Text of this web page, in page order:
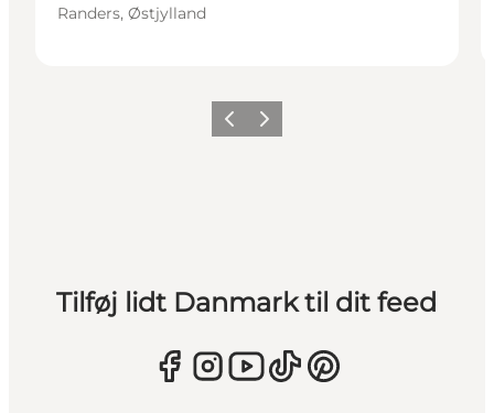
Randers, Østjylland
ForrigeNæste
Tilføj lidt Danmark til dit feed